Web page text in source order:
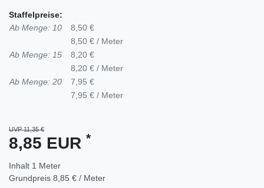
Staffelpreise:
Ab Menge: 10
8,50 €
8,50 € / Meter
Ab Menge: 15
8,20 €
8,20 € / Meter
Ab Menge: 20
7,95 €
7,95 € / Meter
UVP 11,35 €
8,85 EUR *
Inhalt 1 Meter
Grundpreis 8,85 € / Meter